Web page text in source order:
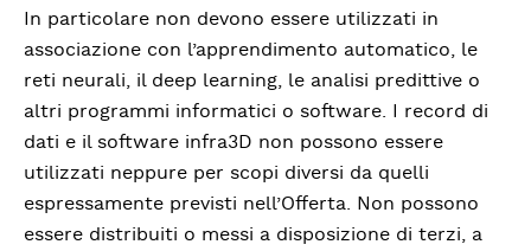
In particolare non devono essere utilizzati in
associazione con l’apprendimento automatico, le
reti neurali, il deep learning, le analisi predittive o
altri programmi informatici o software. I record di
dati e il software infra3D non possono essere
utilizzati neppure per scopi diversi da quelli
espressamente previsti nell’Offerta. Non possono
essere distribuiti o messi a disposizione di terzi, a